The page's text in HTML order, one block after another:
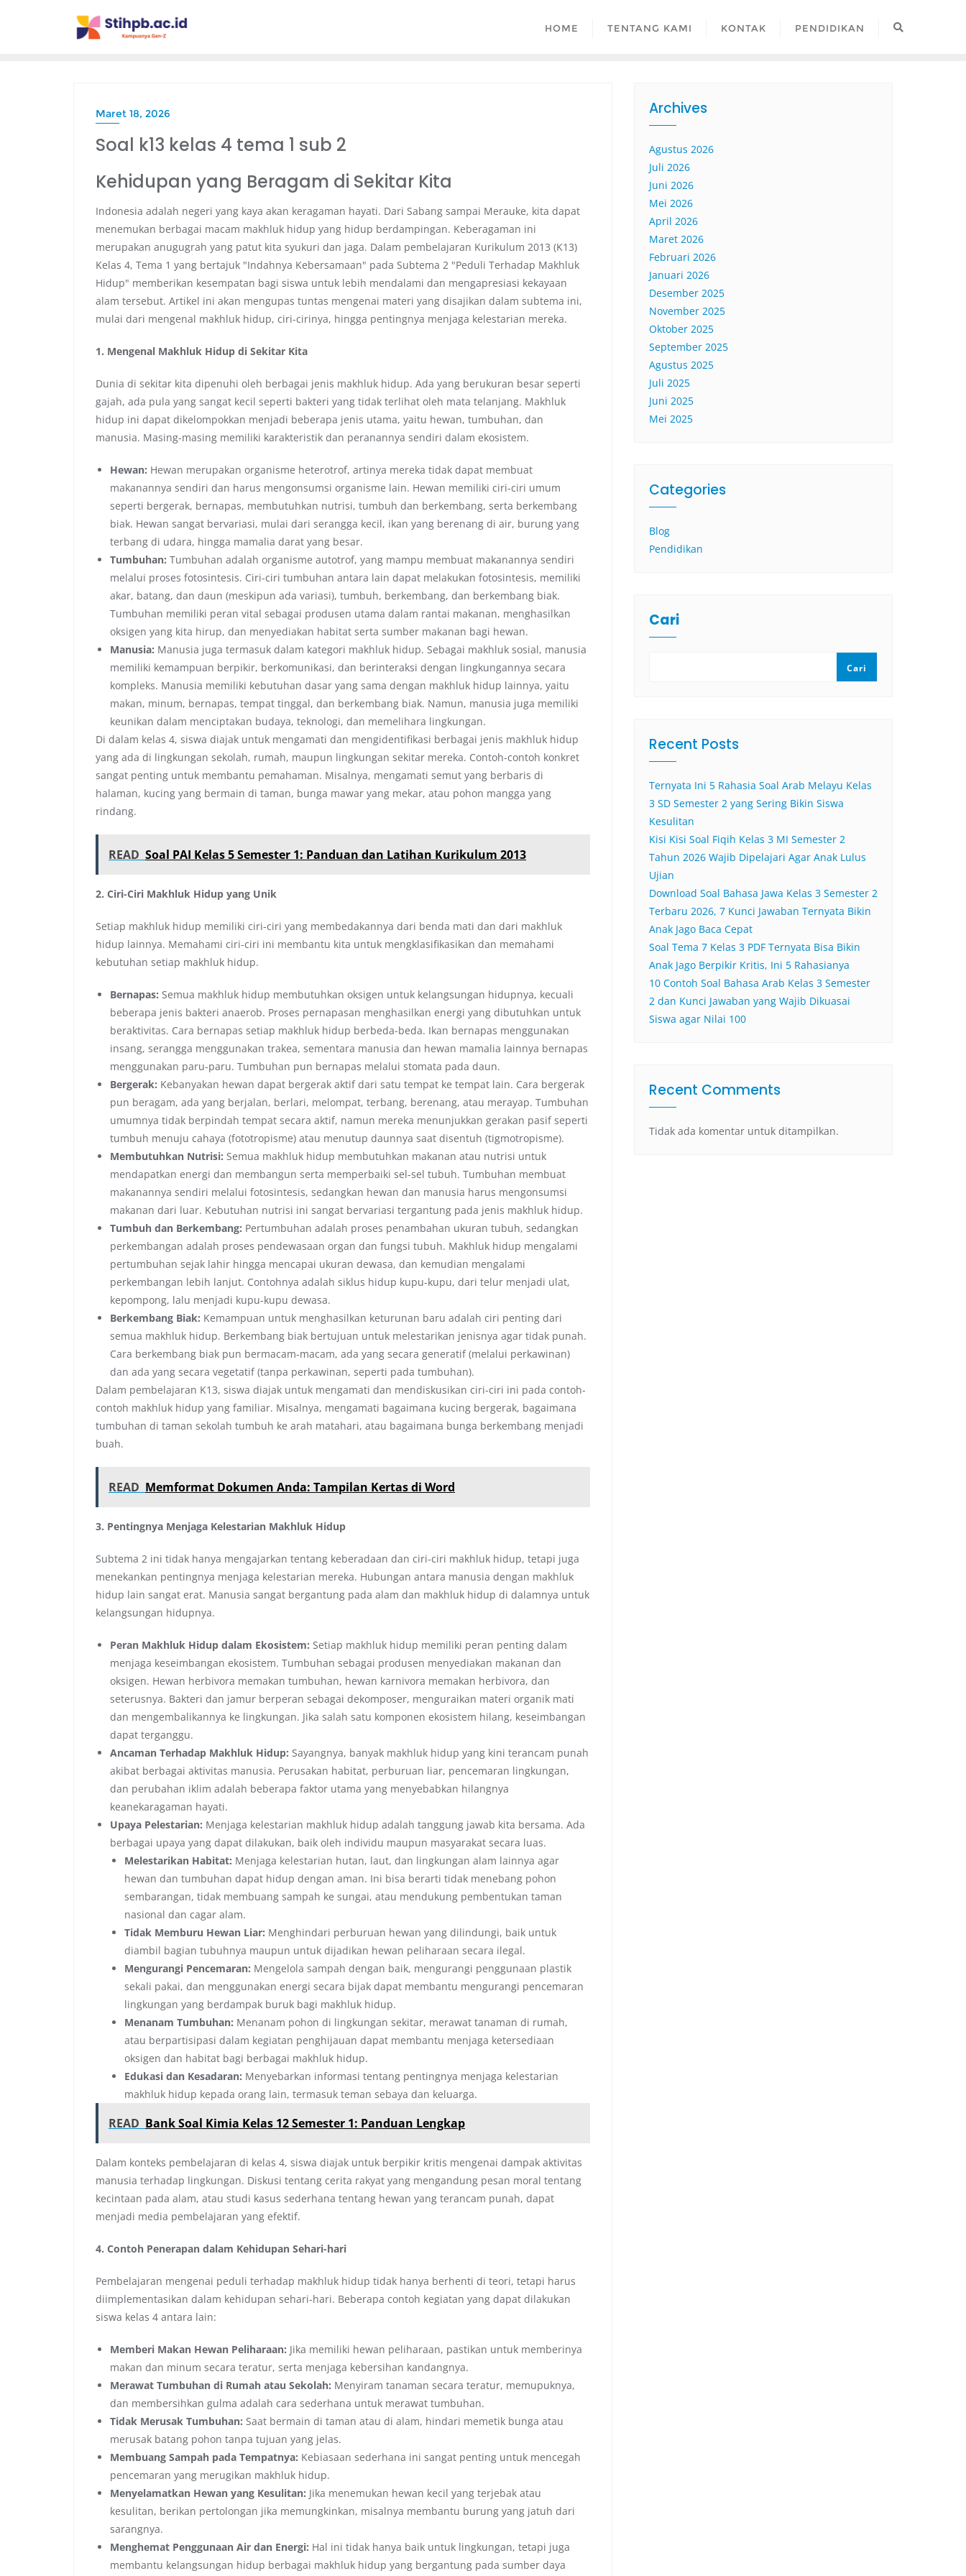
HOME TENTANG KAMI KONTAK PENDIDIKAN
Maret 18, 2026
Soal k13 kelas 4 tema 1 sub 2
Kehidupan yang Beragam di Sekitar Kita
Indonesia adalah negeri yang kaya akan keragaman hayati. Dari Sabang sampai Merauke, kita dapat
menemukan berbagai macam makhluk hidup yang hidup berdampingan. Keberagaman ini
merupakan anugugrah yang patut kita syukuri dan jaga. Dalam pembelajaran Kurikulum 2013 (K13)
Kelas 4, Tema 1 yang bertajuk "Indahnya Kebersamaan" pada Subtema 2 "Peduli Terhadap Makhluk
Hidup" memberikan kesempatan bagi siswa untuk lebih mendalami dan mengapresiasi kekayaan
alam tersebut. Artikel ini akan mengupas tuntas mengenai materi yang disajikan dalam subtema ini,
mulai dari mengenal makhluk hidup, ciri-cirinya, hingga pentingnya menjaga kelestarian mereka.
1. Mengenal Makhluk Hidup di Sekitar Kita
Dunia di sekitar kita dipenuhi oleh berbagai jenis makhluk hidup. Ada yang berukuran besar seperti
gajah, ada pula yang sangat kecil seperti bakteri yang tidak terlihat oleh mata telanjang. Makhluk
hidup ini dapat dikelompokkan menjadi beberapa jenis utama, yaitu hewan, tumbuhan, dan
manusia. Masing-masing memiliki karakteristik dan peranannya sendiri dalam ekosistem.
Hewan: Hewan merupakan organisme heterotrof, artinya mereka tidak dapat membuat
makanannya sendiri dan harus mengonsumsi organisme lain. Hewan memiliki ciri-ciri umum
seperti bergerak, bernapas, membutuhkan nutrisi, tumbuh dan berkembang, serta berkembang
biak. Hewan sangat bervariasi, mulai dari serangga kecil, ikan yang berenang di air, burung yang
terbang di udara, hingga mamalia darat yang besar.
Tumbuhan: Tumbuhan adalah organisme autotrof, yang mampu membuat makanannya sendiri
melalui proses fotosintesis. Ciri-ciri tumbuhan antara lain dapat melakukan fotosintesis, memiliki
akar, batang, dan daun (meskipun ada variasi), tumbuh, berkembang, dan berkembang biak.
Tumbuhan memiliki peran vital sebagai produsen utama dalam rantai makanan, menghasilkan
oksigen yang kita hirup, dan menyediakan habitat serta sumber makanan bagi hewan.
Manusia: Manusia juga termasuk dalam kategori makhluk hidup. Sebagai makhluk sosial, manusia
memiliki kemampuan berpikir, berkomunikasi, dan berinteraksi dengan lingkungannya secara
kompleks. Manusia memiliki kebutuhan dasar yang sama dengan makhluk hidup lainnya, yaitu
makan, minum, bernapas, tempat tinggal, dan berkembang biak. Namun, manusia juga memiliki
keunikan dalam menciptakan budaya, teknologi, dan memelihara lingkungan.
Di dalam kelas 4, siswa diajak untuk mengamati dan mengidentifikasi berbagai jenis makhluk hidup
yang ada di lingkungan sekolah, rumah, maupun lingkungan sekitar mereka. Contoh-contoh konkret
sangat penting untuk membantu pemahaman. Misalnya, mengamati semut yang berbaris di
halaman, kucing yang bermain di taman, bunga mawar yang mekar, atau pohon mangga yang
rindang.
READ Soal PAI Kelas 5 Semester 1: Panduan dan Latihan Kurikulum 2013
2. Ciri-Ciri Makhluk Hidup yang Unik
Setiap makhluk hidup memiliki ciri-ciri yang membedakannya dari benda mati dan dari makhluk
hidup lainnya. Memahami ciri-ciri ini membantu kita untuk mengklasifikasikan dan memahami
kebutuhan setiap makhluk hidup.
Bernapas: Semua makhluk hidup membutuhkan oksigen untuk kelangsungan hidupnya, kecuali
beberapa jenis bakteri anaerob. Proses pernapasan menghasilkan energi yang dibutuhkan untuk
beraktivitas. Cara bernapas setiap makhluk hidup berbeda-beda. Ikan bernapas menggunakan
insang, serangga menggunakan trakea, sementara manusia dan hewan mamalia lainnya bernapas
menggunakan paru-paru. Tumbuhan pun bernapas melalui stomata pada daun.
Bergerak: Kebanyakan hewan dapat bergerak aktif dari satu tempat ke tempat lain. Cara bergerak
pun beragam, ada yang berjalan, berlari, melompat, terbang, berenang, atau merayap. Tumbuhan
umumnya tidak berpindah tempat secara aktif, namun mereka menunjukkan gerakan pasif seperti
tumbuh menuju cahaya (fototropisme) atau menutup daunnya saat disentuh (tigmotropisme).
Membutuhkan Nutrisi: Semua makhluk hidup membutuhkan makanan atau nutrisi untuk
mendapatkan energi dan membangun serta memperbaiki sel-sel tubuh. Tumbuhan membuat
makanannya sendiri melalui fotosintesis, sedangkan hewan dan manusia harus mengonsumsi
makanan dari luar. Kebutuhan nutrisi ini sangat bervariasi tergantung pada jenis makhluk hidup.
Tumbuh dan Berkembang: Pertumbuhan adalah proses penambahan ukuran tubuh, sedangkan
perkembangan adalah proses pendewasaan organ dan fungsi tubuh. Makhluk hidup mengalami
pertumbuhan sejak lahir hingga mencapai ukuran dewasa, dan kemudian mengalami
perkembangan lebih lanjut. Contohnya adalah siklus hidup kupu-kupu, dari telur menjadi ulat,
kepompong, lalu menjadi kupu-kupu dewasa.
Berkembang Biak: Kemampuan untuk menghasilkan keturunan baru adalah ciri penting dari
semua makhluk hidup. Berkembang biak bertujuan untuk melestarikan jenisnya agar tidak punah.
Cara berkembang biak pun bermacam-macam, ada yang secara generatif (melalui perkawinan)
dan ada yang secara vegetatif (tanpa perkawinan, seperti pada tumbuhan).
Dalam pembelajaran K13, siswa diajak untuk mengamati dan mendiskusikan ciri-ciri ini pada contoh-
contoh makhluk hidup yang familiar. Misalnya, mengamati bagaimana kucing bergerak, bagaimana
tumbuhan di taman sekolah tumbuh ke arah matahari, atau bagaimana bunga berkembang menjadi
buah.
READ Memformat Dokumen Anda: Tampilan Kertas di Word
3. Pentingnya Menjaga Kelestarian Makhluk Hidup
Subtema 2 ini tidak hanya mengajarkan tentang keberadaan dan ciri-ciri makhluk hidup, tetapi juga
menekankan pentingnya menjaga kelestarian mereka. Hubungan antara manusia dengan makhluk
hidup lain sangat erat. Manusia sangat bergantung pada alam dan makhluk hidup di dalamnya untuk
kelangsungan hidupnya.
Peran Makhluk Hidup dalam Ekosistem: Setiap makhluk hidup memiliki peran penting dalam
menjaga keseimbangan ekosistem. Tumbuhan sebagai produsen menyediakan makanan dan
oksigen. Hewan herbivora memakan tumbuhan, hewan karnivora memakan herbivora, dan
seterusnya. Bakteri dan jamur berperan sebagai dekomposer, menguraikan materi organik mati
dan mengembalikannya ke lingkungan. Jika salah satu komponen ekosistem hilang, keseimbangan
dapat terganggu.
Ancaman Terhadap Makhluk Hidup: Sayangnya, banyak makhluk hidup yang kini terancam punah
akibat berbagai aktivitas manusia. Perusakan habitat, perburuan liar, pencemaran lingkungan,
dan perubahan iklim adalah beberapa faktor utama yang menyebabkan hilangnya
keanekaragaman hayati.
Upaya Pelestarian: Menjaga kelestarian makhluk hidup adalah tanggung jawab kita bersama. Ada
berbagai upaya yang dapat dilakukan, baik oleh individu maupun masyarakat secara luas.
Melestarikan Habitat: Menjaga kelestarian hutan, laut, dan lingkungan alam lainnya agar
hewan dan tumbuhan dapat hidup dengan aman. Ini bisa berarti tidak menebang pohon
sembarangan, tidak membuang sampah ke sungai, atau mendukung pembentukan taman
nasional dan cagar alam.
Tidak Memburu Hewan Liar: Menghindari perburuan hewan yang dilindungi, baik untuk
diambil bagian tubuhnya maupun untuk dijadikan hewan peliharaan secara ilegal.
Mengurangi Pencemaran: Mengelola sampah dengan baik, mengurangi penggunaan plastik
sekali pakai, dan menggunakan energi secara bijak dapat membantu mengurangi pencemaran
lingkungan yang berdampak buruk bagi makhluk hidup.
Menanam Tumbuhan: Menanam pohon di lingkungan sekitar, merawat tanaman di rumah,
atau berpartisipasi dalam kegiatan penghijauan dapat membantu menjaga ketersediaan
oksigen dan habitat bagi berbagai makhluk hidup.
Edukasi dan Kesadaran: Menyebarkan informasi tentang pentingnya menjaga kelestarian
makhluk hidup kepada orang lain, termasuk teman sebaya dan keluarga.
READ Bank Soal Kimia Kelas 12 Semester 1: Panduan Lengkap
Dalam konteks pembelajaran di kelas 4, siswa diajak untuk berpikir kritis mengenai dampak aktivitas
manusia terhadap lingkungan. Diskusi tentang cerita rakyat yang mengandung pesan moral tentang
kecintaan pada alam, atau studi kasus sederhana tentang hewan yang terancam punah, dapat
menjadi media pembelajaran yang efektif.
4. Contoh Penerapan dalam Kehidupan Sehari-hari
Pembelajaran mengenai peduli terhadap makhluk hidup tidak hanya berhenti di teori, tetapi harus
diimplementasikan dalam kehidupan sehari-hari. Beberapa contoh kegiatan yang dapat dilakukan
siswa kelas 4 antara lain:
Memberi Makan Hewan Peliharaan: Jika memiliki hewan peliharaan, pastikan untuk memberinya
makan dan minum secara teratur, serta menjaga kebersihan kandangnya.
Merawat Tumbuhan di Rumah atau Sekolah: Menyiram tanaman secara teratur, memupuknya,
dan membersihkan gulma adalah cara sederhana untuk merawat tumbuhan.
Tidak Merusak Tumbuhan: Saat bermain di taman atau di alam, hindari memetik bunga atau
merusak batang pohon tanpa tujuan yang jelas.
Membuang Sampah pada Tempatnya: Kebiasaan sederhana ini sangat penting untuk mencegah
pencemaran yang merugikan makhluk hidup.
Menyelamatkan Hewan yang Kesulitan: Jika menemukan hewan kecil yang terjebak atau
kesulitan, berikan pertolongan jika memungkinkan, misalnya membantu burung yang jatuh dari
sarangnya.
Menghemat Penggunaan Air dan Energi: Hal ini tidak hanya baik untuk lingkungan, tetapi juga
membantu kelangsungan hidup berbagai makhluk hidup yang bergantung pada sumber daya
Archives
Agustus 2026
Juli 2026
Juni 2026
Mei 2026
April 2026
Maret 2026
Februari 2026
Januari 2026
Desember 2025
November 2025
Oktober 2025
September 2025
Agustus 2025
Juli 2025
Juni 2025
Mei 2025
Categories
Blog
Pendidikan
Cari
Cari
Recent Posts
Ternyata Ini 5 Rahasia Soal Arab Melayu Kelas
3 SD Semester 2 yang Sering Bikin Siswa
Kesulitan
Kisi Kisi Soal Fiqih Kelas 3 MI Semester 2
Tahun 2026 Wajib Dipelajari Agar Anak Lulus
Ujian
Download Soal Bahasa Jawa Kelas 3 Semester 2
Terbaru 2026, 7 Kunci Jawaban Ternyata Bikin
Anak Jago Baca Cepat
Soal Tema 7 Kelas 3 PDF Ternyata Bisa Bikin
Anak Jago Berpikir Kritis, Ini 5 Rahasianya
10 Contoh Soal Bahasa Arab Kelas 3 Semester
2 dan Kunci Jawaban yang Wajib Dikuasai
Siswa agar Nilai 100
Recent Comments
Tidak ada komentar untuk ditampilkan.